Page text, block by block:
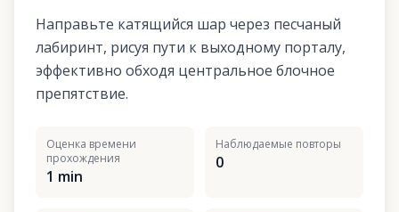
Направьте катящийся шар через песчаный
лабиринт, рисуя пути к выходному порталу,
эффективно обходя центральное блочное
препятствие.
Оценка времени
прохождения
1 min
Наблюдаемые повторы
0